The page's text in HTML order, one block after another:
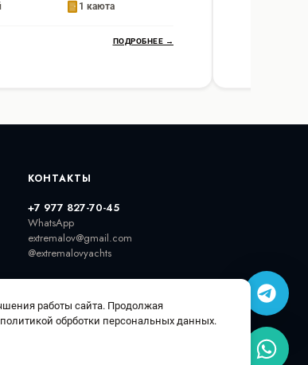
1 каюта
ПОДРОБНЕЕ →
КОНТАКТЫ
+7 977 827-70-45
WhatsApp
extremalov@gmail.com
@extremalovyachts
работы сайта. Продолжая
обрботки персональных данных.